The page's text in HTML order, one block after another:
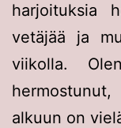
harjoituksia
vetäjää ja
viikolla.
alkuun on